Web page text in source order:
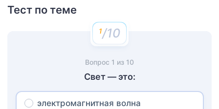
Тест по теме
/10
Вопрос 1 из 10
Свет — это:
электромагнитная волна